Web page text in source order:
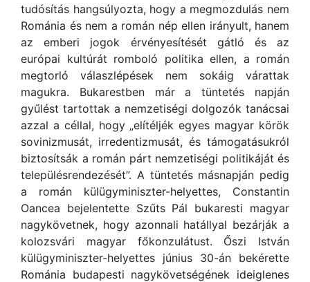
tudósítás hangsúlyozta, hogy a megmozdulás nem
Románia és nem a román nép ellen irányult, hanem
az emberi jogok érvényesítését gátló és az
európai kultúrát romboló politika ellen, a román
megtorló válaszlépések nem sokáig várattak
magukra. Bukarestben már a tüntetés napján
gyűlést tartottak a nemzetiségi dolgozók tanácsai
azzal a céllal, hogy „elítéljék egyes magyar körök
sovinizmusát, irredentizmusát, és támogatásukról
biztosítsák a román párt nemzetiségi politikáját és
településrendezését”. A tüntetés másnapján pedig
a román külügyminiszter-helyettes, Constantin
Oancea bejelentette Szűts Pál bukaresti magyar
nagykövetnek, hogy azonnali hatállyal bezárják a
kolozsvári magyar főkonzulátust. Őszi István
külügyminiszter-helyettes június 30-án bekérette
Románia budapesti nagykövetségének ideiglenes